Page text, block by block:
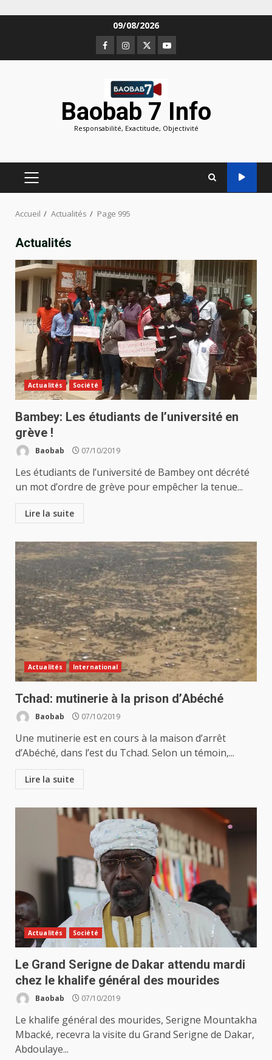
09/08/2026
Facebook
Instagram
TwitterYoutube
Baobab 7 Info
Responsabilité, Exactitude, Objectivité
MENU
PRINCIPAL
Accueil Actualités Page 995
Actualités
Actualités Société
Bambey: Les étudiants de l’université en
grève !
Baobab 07/10/2019
Les étudiants de l’université de Bambey ont décrété
un mot d’ordre de grève pour empêcher la tenue...
Lire la suite
Actualités International
Tchad: mutinerie à la prison d’Abéché
Baobab 07/10/2019
Une mutinerie est en cours à la maison d’arrêt
d’Abéché, dans l’est du Tchad. Selon un témoin,...
Lire la suite
Actualités Société
Le Grand Serigne de Dakar attendu mardi
chez le khalife général des mourides
Baobab 07/10/2019
Le khalife général des mourides, Serigne Mountakha
Mbacké, recevra la visite du Grand Serigne de Dakar,
Abdoulaye...